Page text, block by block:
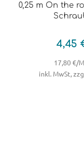
0,25 m On the
4,45
17,80 €/
inkl. MwSt,